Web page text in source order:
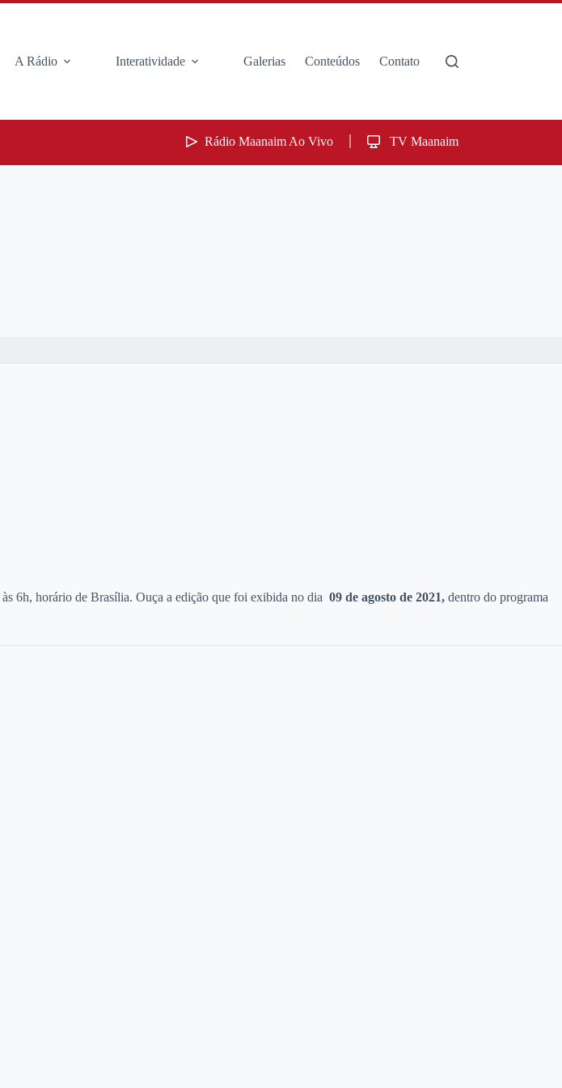
A Rádio Interatividade Galerias Conteúdos Contato
Rádio Maanaim Ao Vivo TV Maanaim
6h, horário de Brasília. Ouça a edição que foi exibida no dia 09 de agosto de 2021, dentro do programa